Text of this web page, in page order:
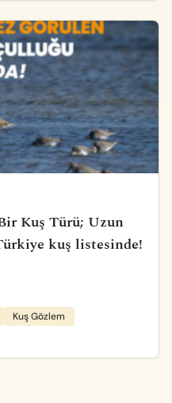
Kuş Türü; Uzun
kuş listesinde!
Kuş Gözlem